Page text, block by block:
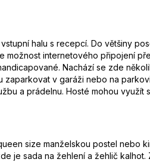
halu s recepcí. Do většiny
internetového připojení
Nachází se zde
v garáži nebo na
a prádelnu. Hosté mohou využít
size manželskou postel nebo
je sada na žehlení a žehlič